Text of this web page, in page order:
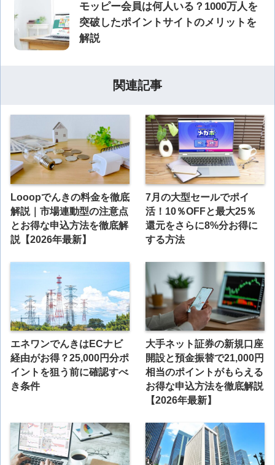
モッピー会員は何人いる？1000万人を
突破したポイントサイトのメリットを
解説
関連記事
Looopでんきの料金を徹底
解説｜市場連動型の注意点
とお得な申込方法を徹底解
説【2026年最新】
7月の大型セールでポイ
活！10％OFFと最大25％
還元をさらに8%分お得に
する方法
エネワンでんきはECナビ
経由がお得？25,000円分ポ
イントを狙う前に確認すべ
き条件
大手ネット証券の新規口座
開設と預金振替で21,000円
相当のポイントがもらえる
お得な申込方法を徹底解説
【2026年最新】